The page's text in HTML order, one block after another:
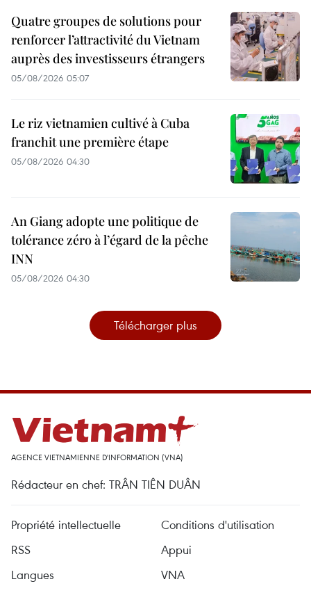
Quatre groupes de solutions pour
renforcer l’attractivité du Vietnam
auprès des investisseurs étrangers
05/08/2026 05:07
Le riz vietnamien cultivé à Cuba
franchit une première étape
05/08/2026 04:30
An Giang adopte une politique de
tolérance zéro à l’égard de la pêche
INN
05/08/2026 04:30
Télécharger plus
AGENCE VIETNAMIENNE D'INFORMATION (VNA)
Rédacteur en chef: TRÂN TIÊN DUÂN
Propriété intellectuelle
Conditions d'utilisation
RSS
Appui
Langues
VNA